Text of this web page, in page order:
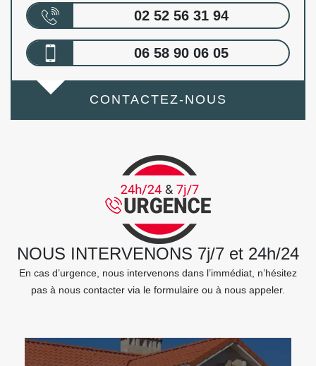
02 52 56 31 94
06 58 90 06 05
CONTACTEZ-NOUS
NOUS INTERVENONS 7j/7 et 24h/24
En cas d’urgence, nous intervenons dans l’immédiat, n’hésitez
pas à nous contacter via le formulaire ou à nous appeler.